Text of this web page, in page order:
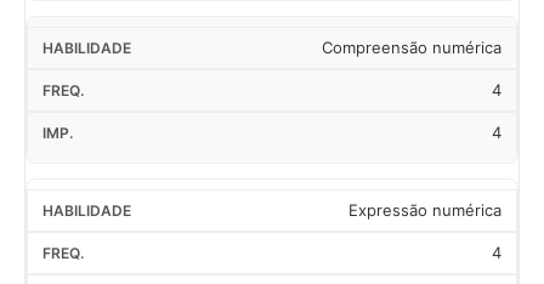
Compreensão numérica
4
4
Expressão numérica
4